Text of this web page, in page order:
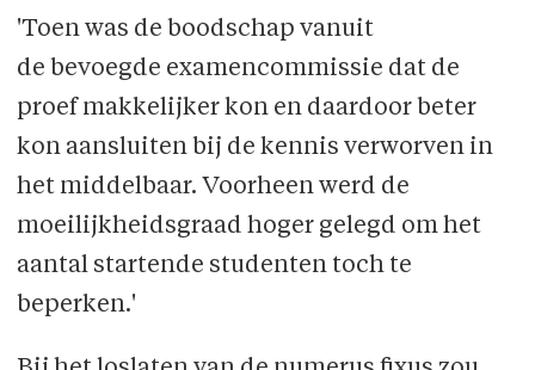
'Toen was de boodschap vanuit
de bevoegde examen­commissie dat de
proef makkelijker kon en daardoor beter
kon aansluiten bij de kennis verworven in
het middelbaar. Voorheen werd de
moeilijkheidsgraad hoger gelegd om het
aantal startende studenten toch te
beperken.'